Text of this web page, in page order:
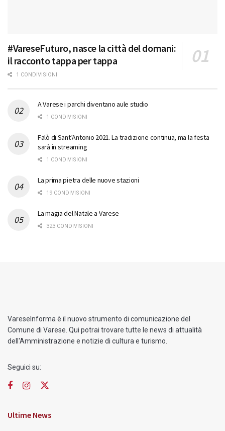
#VareseFuturo, nasce la città del domani:
il racconto tappa per tappa
1 CONDIVISIONI
A Varese i parchi diventano aule studio
1 CONDIVISIONI
Falò di Sant’Antonio 2021. La tradizione continua, ma la festa
sarà in streaming
1 CONDIVISIONI
La prima pietra delle nuove stazioni
19 CONDIVISIONI
La magia del Natale a Varese
323 CONDIVISIONI
VareseInforma è il nuovo strumento di comunicazione del
Comune di Varese. Qui potrai trovare tutte le news di attualità
dell'Amministrazione e notizie di cultura e turismo.
Seguici su:
Ultime News